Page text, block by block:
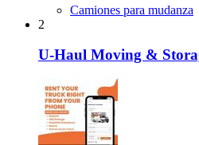
Camiones para mudanza
2
U-Haul Moving &